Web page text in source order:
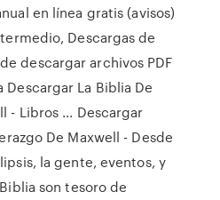
en línea gratis (avisos)
Descargas de
descargar archivos PDF
Descargar La Biblia De
- Libros ... Descargar
De Maxwell - Desde
la gente, eventos, y
son tesoro de